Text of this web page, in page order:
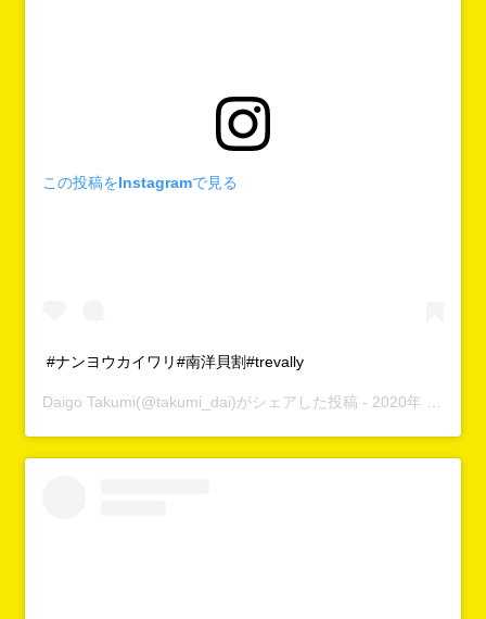
この投稿をInstagramで見る
#ナンヨウカイワリ#南洋貝割#trevally
Daigo Takumi(@takumi_dai)がシェアした投稿 - 2020年 1月月31日午後5時51分PST